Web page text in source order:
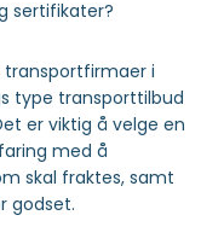
sertifikater?
transportfirmaer i
type transporttilbud
er viktig å velge en
med å
skal fraktes, samt
godset.